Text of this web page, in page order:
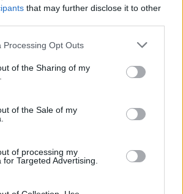
that may further disclose it to other
website/app uses one or more Google
or usage behaviour. You may click to
to Google and its third-party tags to
specified purposes in below Google
Processing Opt Outs
of the Sharing of my
of the Sale of my
of processing my
Targeted Advertising.
di Tegge
strada con l’auto ad Arzachena: ferito il
si perdono a Tavolara: salvate dai vigili
Olbia 6 agosto, migliora il tempo in